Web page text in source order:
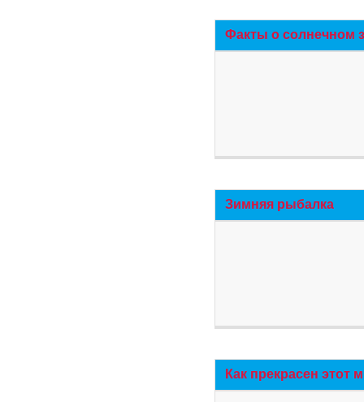
Факты о солнечном
Зимняя рыбалка
Как прекрасен этот